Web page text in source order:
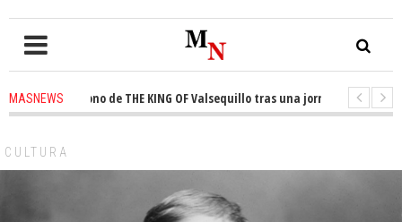
MASNEWS
el trono de THE KING OF Valsequillo tras una jornada de baloncesto
CULTURA